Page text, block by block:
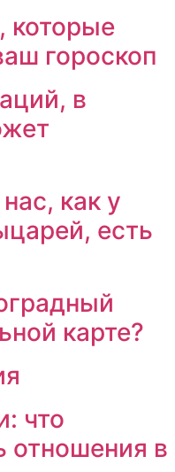
которые
гороскоп
в
как у
есть
карте?
что
отношения в